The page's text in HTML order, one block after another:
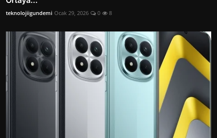
teknolojiigundemi Ocak 29, 2026 0 8